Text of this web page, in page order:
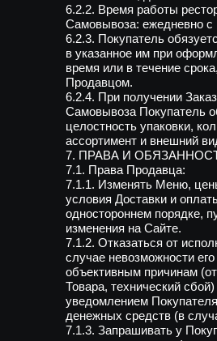
6.2.2. Время работы
Самовывоза: ежедневно с
6.2.3. Покупатель
в указанное им при
время или в течение
Продавцом.
6.2.4. При получении
Самовывоза Покупатель
целостность упаковки,
ассортимент и внешний
7. ПРАВА И
7.1. Права Продавца:
7.1.1. Изменять Меню,
условия Доставки и
одностороннем порядке,
изменения на Сайте.
7.1.2. Отказаться от
случае невозможности
объективным причинам
Товара, технический
уведомлением
денежных средств (в
7.1.3. Запрашивать у